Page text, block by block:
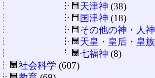
天津神 (38)
国津神 (18)
その他の神・人神
天皇・皇后・皇族
七福神 (8)
社会科学 (607)